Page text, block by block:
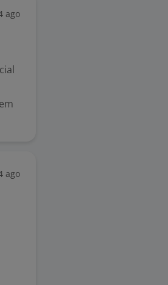
ago
ago